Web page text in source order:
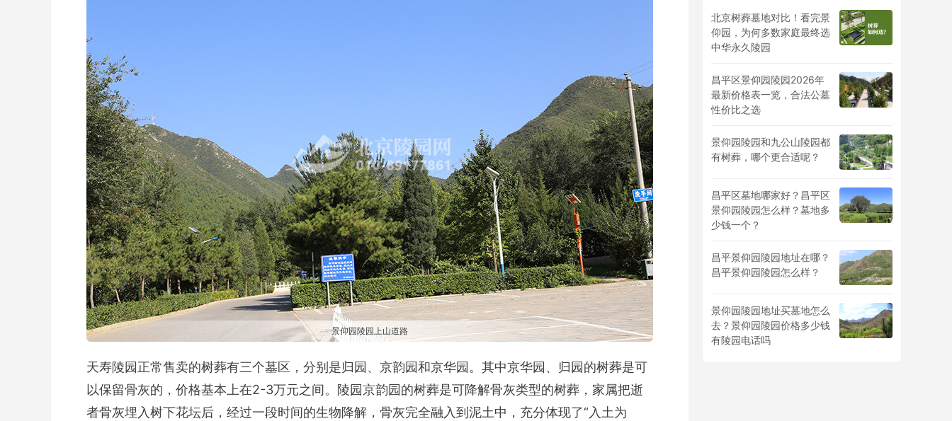
景仰园陵园上山道路
天寿陵园正常售卖的树葬有三个墓区，分别是归园、京韵园和京华园。其中京华园、归园的树葬是可
以保留骨灰的，价格基本上在2-3万元之间。陵园京韵园的树葬是可降解骨灰类型的树葬，家属把逝
者骨灰埋入树下花坛后，经过一段时间的生物降解，骨灰完全融入到泥土中，充分体现了“入土为
北京树葬墓地对比！看完景
仰园，为何多数家庭最终选
中华永久陵园
昌平区景仰园陵园2026年
最新价格表一览，合法公墓
性价比之选
景仰园陵园和九公山陵园都
有树葬，哪个更合适呢？
昌平区墓地哪家好？昌平区
景仰园陵园怎么样？墓地多
少钱一个？
昌平景仰园陵园地址在哪？
昌平景仰园陵园怎么样？
景仰园陵园地址买墓地怎么
去？景仰园陵园价格多少钱
有陵园电话吗